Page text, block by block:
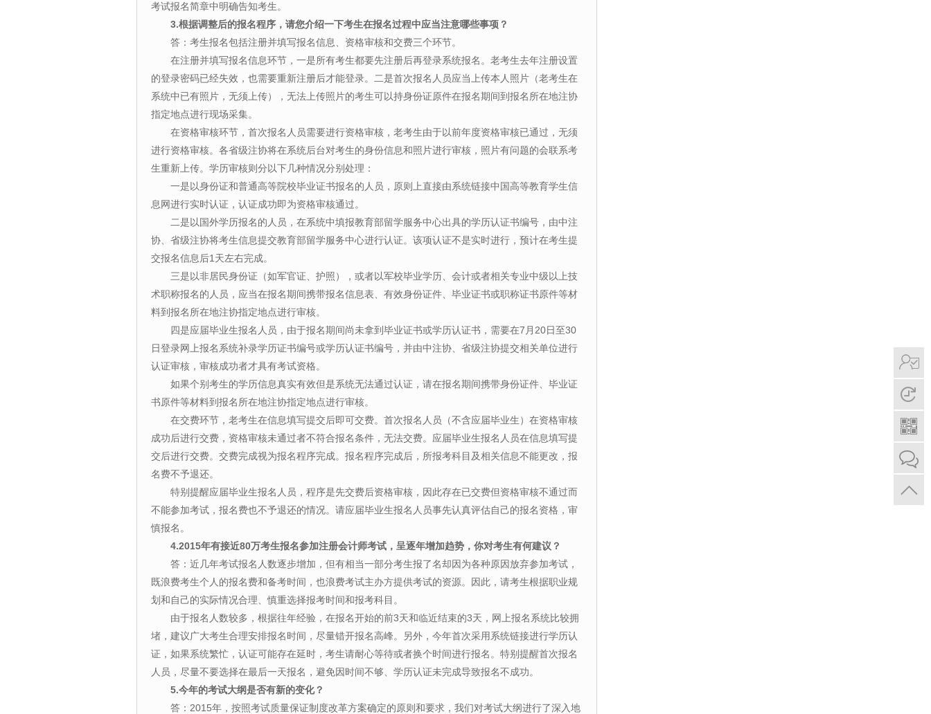
考试报名简章中明确告知考生。
3.根据调整后的报名程序，请您介绍一下考生在报名过程中应当注意哪些事项？
答：考生报名包括注册并填写报名信息、资格审核和交费三个环节。
在注册并填写报名信息环节，一是所有考生都要先注册后再登录系统报名。老考生去年注册设置
的登录密码已经失效，也需要重新注册后才能登录。二是首次报名人员应当上传本人照片（老考生在
系统中已有照片，无须上传），无法上传照片的考生可以持身份证原件在报名期间到报名所在地注协
指定地点进行现场采集。
在资格审核环节，首次报名人员需要进行资格审核，老考生由于以前年度资格审核已通过，无须
进行资格审核。各省级注协将在系统后台对考生的身份信息和照片进行审核，照片有问题的会联系考
生重新上传。学历审核则分以下几种情况分别处理：
一是以身份证和普通高等院校毕业证书报名的人员，原则上直接由系统链接中国高等教育学生信
息网进行实时认证，认证成功即为资格审核通过。
二是以国外学历报名的人员，在系统中填报教育部留学服务中心出具的学历认证书编号，由中注
协、省级注协将考生信息提交教育部留学服务中心进行认证。该项认证不是实时进行，预计在考生提
交报名信息后1天左右完成。
三是以非居民身份证（如军官证、护照），或者以军校毕业学历、会计或者相关专业中级以上技
术职称报名的人员，应当在报名期间携带报名信息表、有效身份证件、毕业证书或职称证书原件等材
料到报名所在地注协指定地点进行审核。
四是应届毕业生报名人员，由于报名期间尚未拿到毕业证书或学历认证书，需要在7月20日至30
日登录网上报名系统补录学历证书编号或学历认证书编号，并由中注协、省级注协提交相关单位进行
认证审核，审核成功者才具有考试资格。
如果个别考生的学历信息真实有效但是系统无法通过认证，请在报名期间携带身份证件、毕业证
书原件等材料到报名所在地注协指定地点进行审核。
在交费环节，老考生在信息填写提交后即可交费。首次报名人员（不含应届毕业生）在资格审核
成功后进行交费，资格审核未通过者不符合报名条件，无法交费。应届毕业生报名人员在信息填写提
交后进行交费。交费完成视为报名程序完成。报名程序完成后，所报考科目及相关信息不能更改，报
名费不予退还。
特别提醒应届毕业生报名人员，程序是先交费后资格审核，因此存在已交费但资格审核不通过而
不能参加考试，报名费也不予退还的情况。请应届毕业生报名人员事先认真评估自己的报名资格，审
慎报名。
4.2015年有接近80万考生报名参加注册会计师考试，呈逐年增加趋势，你对考生有何建议？
答：近几年考试报名人数逐步增加，但有相当一部分考生报了名却因为各种原因放弃参加考试，
既浪费考生个人的报名费和备考时间，也浪费考试主办方提供考试的资源。因此，请考生根据职业规
划和自己的实际情况合理、慎重选择报考时间和报考科目。
由于报名人数较多，根据往年经验，在报名开始的前3天和临近结束的3天，网上报名系统比较拥
堵，建议广大考生合理安排报名时间，尽量错开报名高峰。另外，今年首次采用系统链接进行学历认
证，如果系统繁忙，认证可能存在延时，考生请耐心等待或者换个时间进行报名。特别提醒首次报名
人员，尽量不要选择在最后一天报名，避免因时间不够、学历认证未完成导致报名不成功。
5.今年的考试大纲是否有新的变化？
答：2015年，按照考试质量保证制度改革方案确定的原则和要求，我们对考试大纲进行了深入地